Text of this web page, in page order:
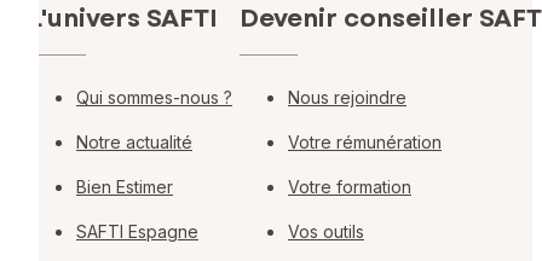
L'univers SAFTI
Qui sommes-nous ?
Notre actualité
Bien Estimer
SAFTI Espagne
Devenir conseiller
Nous rejoindre
Votre rémunération
Votre formation
Vos outils